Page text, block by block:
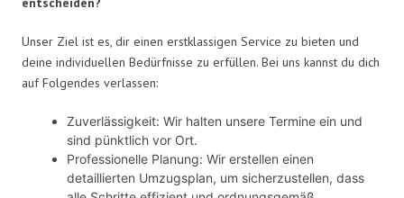
Unser Ziel ist es, dir einen erstklassigen Service zu bieten und
deine individuellen Bedürfnisse zu erfüllen. Bei uns kannst du dich
auf Folgendes verlassen:
Zuverlässigkeit: Wir halten unsere Termine ein und
sind pünktlich vor Ort.
Professionelle Planung: Wir erstellen einen
detaillierten Umzugsplan, um sicherzustellen, dass